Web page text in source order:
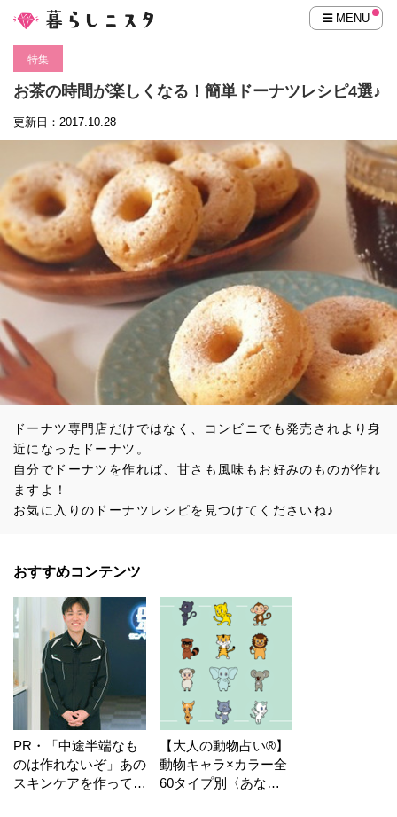
MENU
特集
お茶の時間が楽しくなる！簡単ドーナツレシピ4選♪
更新日：2017.10.28
ドーナツ専門店だけではなく、コンビニでも発売されより身
近になったドーナツ。
自分でドーナツを作れば、甘さも風味もお好みのものが作れ
ますよ！
お気に入りのドーナツレシピを見つけてくださいね♪
おすすめコンテンツ
PR・「中途半端なも
のは作れないぞ」あの
スキンケアを作ってい
【大人の動物占い®】
動物キャラ×カラー全
60タイプ別〈あなた